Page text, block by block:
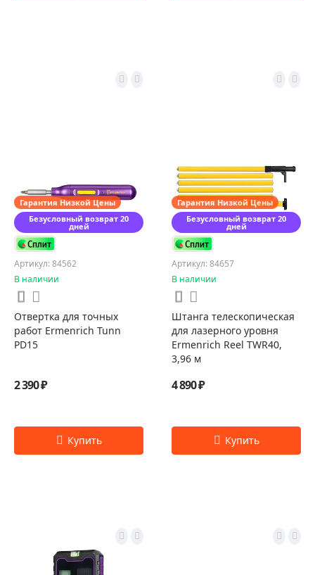
Гарантия Низкой Цены
Безусловный возврат 20
дней
Артикул: 84562
В наличии
Отвертка для точных
работ Ermenrich Tunn
PD15
2 390 ₽
Гарантия Низкой Цены
Безусловный возврат 20
дней
Артикул: 84657
В наличии
Штанга телескопическая
для лазерного уровня
Ermenrich Reel TWR40,
3,96 м
4 890 ₽